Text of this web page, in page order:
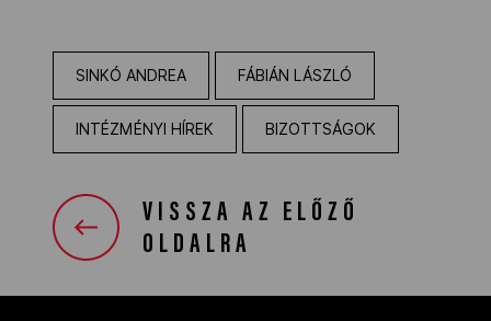
SINKÓ ANDREA FÁBIÁN LÁSZLÓ
INTÉZMÉNYI HÍREK BIZOTTSÁGOK
VISSZA AZ ELŐZŐ
OLDALRA